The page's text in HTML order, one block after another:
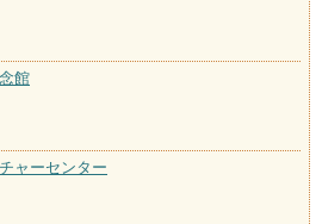
館
ャーセンター